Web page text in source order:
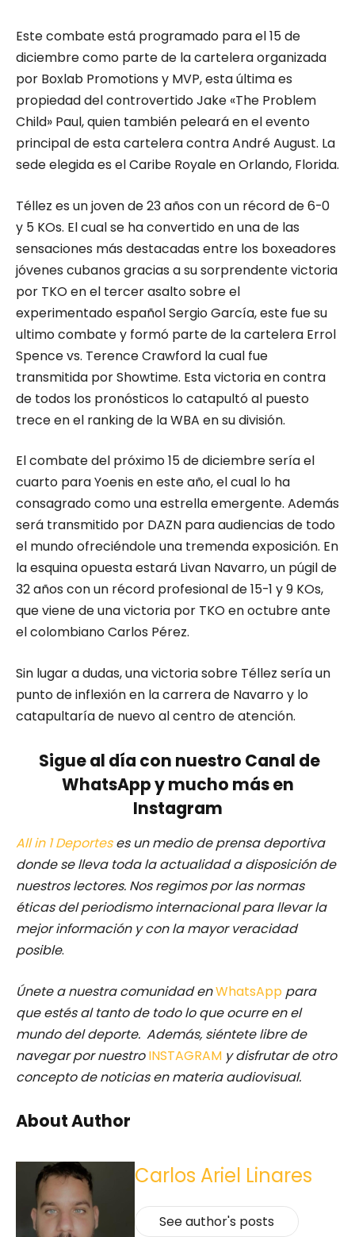
Este combate está programado para el 15 de
diciembre como parte de la cartelera organizada
por Boxlab Promotions y MVP, esta última es
propiedad del controvertido Jake «The Problem
Child» Paul, quien también peleará en el evento
principal de esta cartelera contra André August. La
sede elegida es el Caribe Royale en Orlando, Florida.
Téllez es un joven de 23 años con un récord de 6-0
y 5 KOs. El cual se ha convertido en una de las
sensaciones más destacadas entre los boxeadores
jóvenes cubanos gracias a su sorprendente victoria
por TKO en el tercer asalto sobre el
experimentado español Sergio García, este fue su
ultimo combate y formó parte de la cartelera Errol
Spence vs. Terence Crawford la cual fue
transmitida por Showtime. Esta victoria en contra
de todos los pronósticos lo catapultó al puesto
trece en el ranking de la WBA en su división.
El combate del próximo 15 de diciembre sería el
cuarto para Yoenis en este año, el cual lo ha
consagrado como una estrella emergente. Además
será transmitido por DAZN para audiencias de todo
el mundo ofreciéndole una tremenda exposición. En
la esquina opuesta estará Livan Navarro, un púgil de
32 años con un récord profesional de 15-1 y 9 KOs,
que viene de una victoria por TKO en octubre ante
el colombiano Carlos Pérez.
Sin lugar a dudas, una victoria sobre Téllez sería un
punto de inflexión en la carrera de Navarro y lo
catapultaría de nuevo al centro de atención.
Sigue al día con nuestro Canal de
WhatsApp y mucho más en
Instagram
All in 1 Deporteses un medio de prensa deportiva
donde se lleva toda la actualidad a disposición de
nuestros lectores. Nos regimos por las normas
éticas del periodismo internacional para llevar la
mejor información y con la mayor veracidad
posible.
Únete a nuestra comunidad enWhatsApp para
que estés al tanto de todo lo que ocurre en el
mundo del deporte. Además, siéntete libre de
navegar por nuestro INSTAGRAM y disfrutar de otro
concepto de noticias en materia audiovisual.
About Author
Carlos Ariel Linares
See author's posts